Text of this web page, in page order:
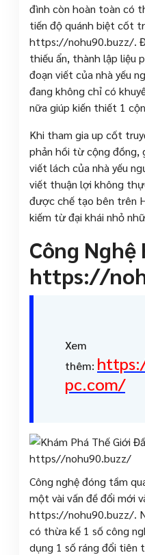
đình còn hoàn toàn có
tiến độ quánh biệt cốt
https://nohu90.buzz/.
thiếu ẩn, thành lập liệu
đoạn viết của nhà yếu
đang không chỉ có
nữa giúp kiến thiết 1
Khi tham gia up cốt
phản hồi từ cộng đồng,
viết lách của nhà yếu
viết thuận lợi không
được chế tạo bên trên
kiếm từ đại khái nhỏ
Công
https://
Xem
thêm:
pc.com/
Công nghệ đóng tầm
một vài vấn đề đổi mới
https://nohu90.buzz/.
có thừa kế 1 số công
dụng 1 số ráng đổi tiên